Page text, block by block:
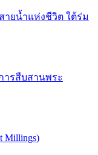
ายน้ำแห่งชีวิต ใต้ร่ม
ารสืบสานพระ
Millings)